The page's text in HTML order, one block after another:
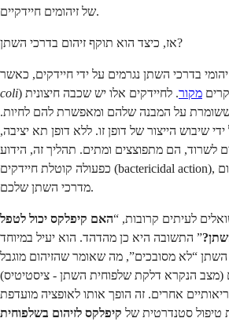
של זיהומים חיידקיים.
אז, כיצד הוא תוקף זיהום בדרכי השתן?
coli
מקור. לחיידקים אלו יש שכבה חיצונית
על המבנה שלהם ומאפשרת להם לחיות.
שיבוש הייצור של דופן זו. ללא דופן תא יציבה,
לשרוד, הם מתפוצצים ומתים. תהליך זה, הידוע
כפעולה קוטלת חיידקים (bactericidal action), מנקה ביעילות את הזיהום
מדרכי השתן שלכם.
לעיתים קרובות, “האם קיפלקס יכול לטפל
” התשובה היא כן מהדהד. הוא יעיל במיוחד
השתן “לא מסובכים”, מה שאומר שהזיהום מוגבל
הנקרא דלקת שלפוחית השתן - ציסטיטיס)
אחרים. זה הופך אותו לאופציה מועדפת
טיפול סטנדרטית של קיפלקס לזיהום בשלפוחית